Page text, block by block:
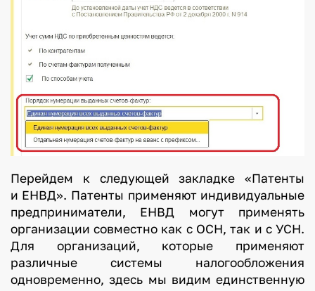
Перейдем к следующей закладке «Патенты
и ЕНВД». Патенты применяют индивидуальные
предприниматели, ЕНВД могут применять
организации совместно как с ОСН, так и с УСН.
Для организаций, которые применяют
различные системы налогообложения
одновременно, здесь мы видим единственную